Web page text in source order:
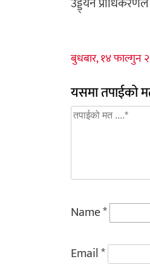
बुधबार, १४ फाल्गुन
यसमा तपाईको
Name*
Email*